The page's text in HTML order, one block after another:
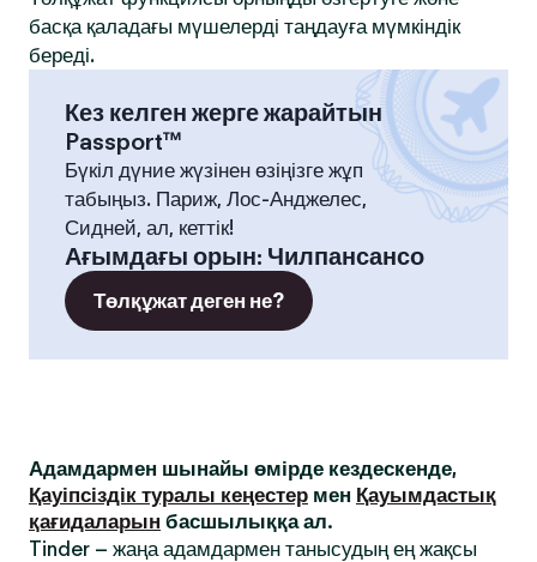
басқа қаладағы мүшелерді таңдауға мүмкіндік
береді.
Кез келген жерге жарайтын
Passport™
Бүкіл дүние жүзінен өзіңізге жұп
табыңыз. Париж, Лос-Анджелес,
Сидней, ал, кеттік!
Ағымдағы орын: Чилпансансо
Төлқұжат деген не?
Адамдармен шынайы өмірде кездескенде,
Қауіпсіздік туралы кеңестер мен Қауымдастық
қағидаларын басшылыққа ал.
Tinder – жаңа адамдармен танысудың ең жақсы